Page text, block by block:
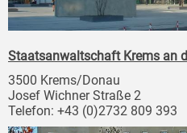
Staatsanwaltschaft Krems an
3500 Krems/Donau
Josef Wichner Straße 2
Telefon: +43 (0)2732 809 393